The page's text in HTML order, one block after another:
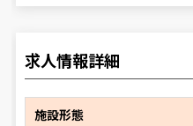
求人情報詳細
施設形態